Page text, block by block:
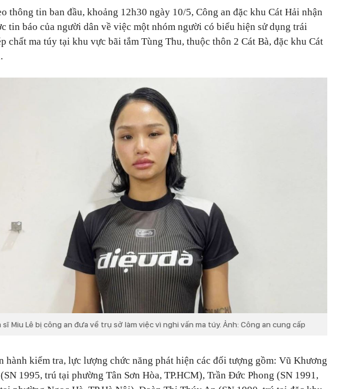
thông tin ban đầu, khoảng 12h30 ngày 10/5, Công an đặc khu Cát Hải nhận
tin báo của người dân về việc một nhóm người có biểu hiện sử dụng trái
chất ma túy tại khu vực bãi tắm Tùng Thu, thuộc thôn 2 Cát Bà, đặc khu Cát
sĩ Miu Lê bị công an đưa về trụ sở làm việc vì nghi vấn ma túy. Ảnh: Công an cung cấp
hành kiểm tra, lực lượng chức năng phát hiện các đối tượng gồm: Vũ Khương
1995, trú tại phường Tân Sơn Hòa, TP.HCM), Trần Đức Phong (SN 1991,